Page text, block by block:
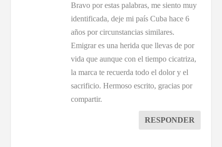
Bravo por estas palabras, me siento muy
identificada, deje mi país Cuba hace 6
años por circunstancias similares.
Emigrar es una herida que llevas de por
vida que aunque con el tiempo cicatriza,
la marca te recuerda todo el dolor y el
sacrificio. Hermoso escrito, gracias por
compartir.
RESPONDER